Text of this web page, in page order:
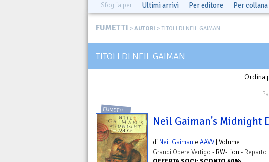
Sfoglia per Ultimi arrivi Per editore Per collana
FUMETTI > AUTORI > TITOLI DI NEIL GAIMAN
TITOLI DI NEIL GAIMAN
Ordina
FUMETTI
Neil Gaiman's Midnight
di Neil Gaiman e AAVV | Volume
Grandi Opere Vertigo - RW-Lion - Reparto